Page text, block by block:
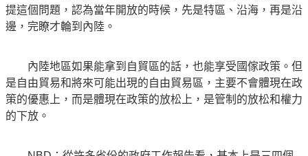
提這個問題，認為當年開放的時候，先是特區、沿海，再是沿
邊，完瞭才輪到內陸。
內陸地區如果能拿到自貿區的話，也能享受國傢政策。但
是自由貿易和將來可能出現的自由貿易區，主要不會體現在政
策的優惠上，而是體現在政策的放松上，是管制的放松和權力
的下放。